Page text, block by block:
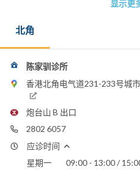
显示更
北角
陈家驯诊所
香港北角电气道231-233号城
炮台山 B 出口
2802 6057
应诊时间
星期一
09:00 - 13:00 /